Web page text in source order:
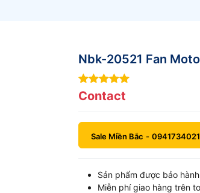
Nbk-20521 Fan
6out of 5
Contact
Sale Miền Bắc - 0941734021
Sản phẩm được bảo
Miễn phí giao hàng trên